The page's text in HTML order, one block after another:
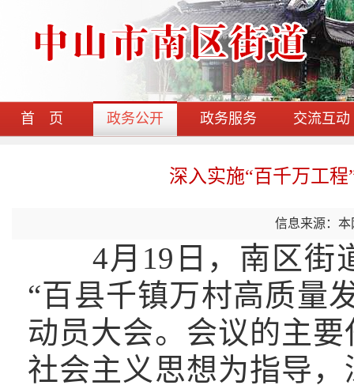
首 页 政务公开 政务服务 交流互动
深入实施“百千万工
信息来源：本
4月19日，南区街
“百县千镇万村高质量
动员大会。会议的主
社会主义思想为指导